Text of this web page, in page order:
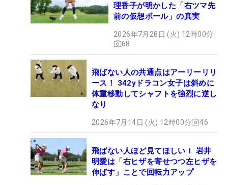
理香子が明かした「右ツマ先
前の仮想ボール」の真実
2026年7月28日 (火) 12時00分
68
飛ばない人の共通点はアーリーリリ
ース！ 342yドラコン女子は斜めに
体重移動してシャフトを強烈に逆し
なり
2026年7月14日 (火) 12時00分 46
飛ばない人ほど見てほしい！ 岩井
明愛は「右ヒザを寄せつつ左ヒザを
伸ばす」ことで回転力アップ